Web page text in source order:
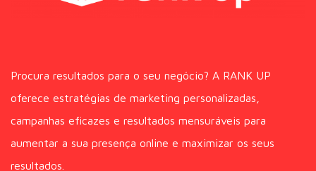
Procura resultados para o seu negócio? A RANK UP
oferece estratégias de marketing personalizadas,
campanhas eficazes e resultados mensuráveis para
aumentar a sua presença online e maximizar os seus
resultados.